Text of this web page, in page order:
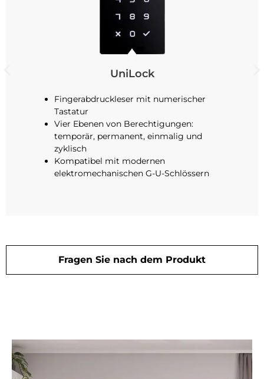
UniLock
Fingerabdruckleser mit numerischer
Tastatur
Vier Ebenen von Berechtigungen:
temporär, permanent, einmalig und
zyklisch
Kompatibel mit modernen
elektromechanischen G-U-Schlössern
Fragen Sie nach dem Produkt